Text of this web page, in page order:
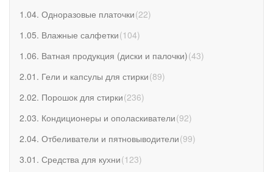
1.04. Одноразовые платочки(22)
1.05. Влажные салфетки(104)
1.06. Ватная продукция (диски и палочки)(43)
2.01. Гели и капсулы для стирки(89)
2.02. Порошок для стирки(236)
2.03. Кондиционеры и ополаскиватели(92)
2.04. Отбеливатели и пятновыводители(99)
3.01. Средства для кухни(123)